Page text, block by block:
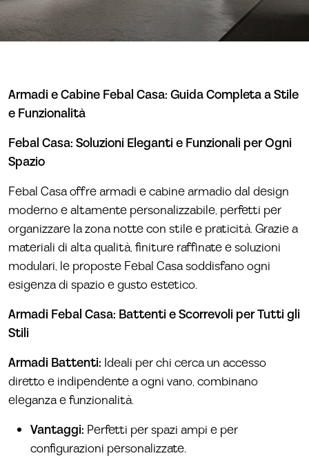
Armadi e Cabine Febal Casa: Guida Completa a Stile
e Funzionalità
Febal Casa: Soluzioni Eleganti e Funzionali per Ogni
Spazio
Febal Casa offre armadi e cabine armadio dal design
moderno e altamente personalizzabile, perfetti per
organizzare la zona notte con stile e praticità. Grazie a
materiali di alta qualità, finiture raffinate e soluzioni
modulari, le proposte Febal Casa soddisfano ogni
esigenza di spazio e gusto estetico.
Armadi Febal Casa: Battenti e Scorrevoli per Tutti gli
Stili
Armadi Battenti: Ideali per chi cerca un accesso
diretto e indipendente a ogni vano, combinano
eleganza e funzionalità.
Vantaggi: Perfetti per spazi ampi e per
configurazioni personalizzate.